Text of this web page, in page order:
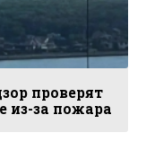
проверят
из-за пожара